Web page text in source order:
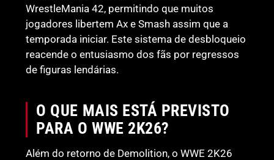
WrestleMania 42, permitindo que muitos
jogadores libertem Ax e Smash assim que a
temporada iniciar. Este sistema de desbloqueio
reacende o entusiasmo dos fãs por regressos
de figuras lendárias.
O QUE MAIS ESTÁ PREVISTO
PARA O WWE 2K26?
Além do retorno de Demolition, o WWE 2K26